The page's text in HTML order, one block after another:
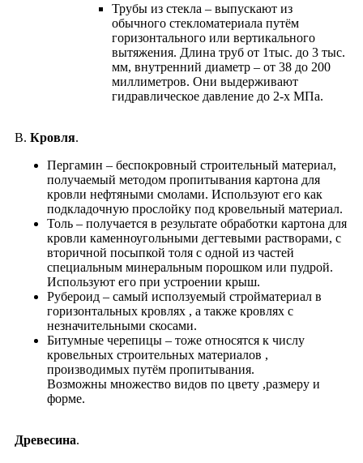
Трубы из стекла – выпускают из
обычного стекломатериала путём
горизонтального или вертикального
вытяжения. Длина труб от 1тыс. до 3 тыс.
мм, внутренний диаметр – от 38 до 200
миллиметров. Они выдерживают
гидравлическое давление до 2-х МПа.
В. Кровля.
Пергамин – беспокровный строительный материал,
получаемый методом пропитывания картона для
кровли нефтяными смолами. Используют его как
подкладочную прослойку под кровельный материал.
Толь – получается в результате обработки картона для
кровли каменноугольными дегтевыми растворами, с
вторичной посыпкой толя с одной из частей
специальным минеральным порошком или пудрой.
Используют его при устроении крыш.
Рубероид – самый исползуемый стройматериал в
горизонтальных кровлях , а также кровлях с
незначительными скосами.
Битумные черепицы – тоже относятся к числу
кровельных строительных материалов ,
производимых путём пропитывания.
Возможны множество видов по цвету ,размеру и
форме.
Древесина.